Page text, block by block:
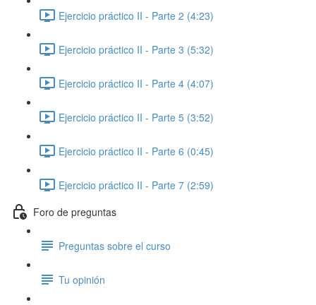
Ejercicio práctico II - Parte 2 (4:23)
Ejercicio práctico II - Parte 3 (5:32)
Ejercicio práctico II - Parte 4 (4:07)
Ejercicio práctico II - Parte 5 (3:52)
Ejercicio práctico II - Parte 6 (0:45)
Ejercicio práctico II - Parte 7 (2:59)
Foro de preguntas
Preguntas sobre el curso
Tu opinión